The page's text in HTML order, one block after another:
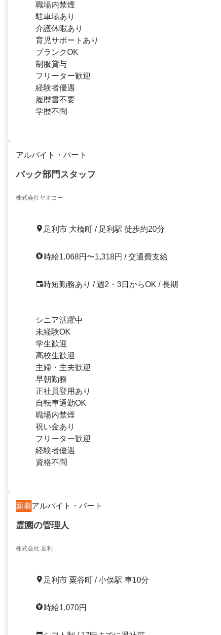
職場内禁煙
駐車場あり
介護休暇あり
育児サポートあり
ブランクOK
制服貸与
フリーター歓迎
経験者優遇
履歴書不要
学歴不問
アルバイト・パート
バック部門スタッフ
株式会社ヤオコー
足利市 大橋町 / 足利駅 徒歩約20分
時給1,068円〜1,318円 / 交通費支給
時短勤務あり / 週2・3日からOK / 長期
シニア活躍中
未経験OK
学生歓迎
高校生歓迎
主婦・主夫歓迎
早朝勤務
正社員登用あり
自転車通勤OK
職場内禁煙
祝い金あり
フリーター歓迎
経験者優遇
資格不問
新着アルバイト・パート
霊園の管理人
株式会社 足利
足利市 粟谷町 / 小俣駅 車10分
時給1,070円